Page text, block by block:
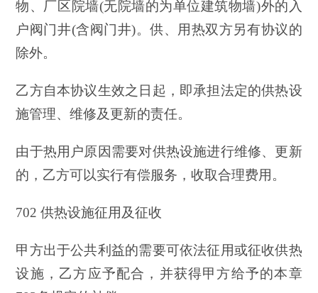
物、厂区院墙(无院墙的为单位建筑物墙)外的入
户阀门井(含阀门井)。供、用热双方另有协议的
除外。
乙方自本协议生效之日起，即承担法定的供热设
施管理、维修及更新的责任。
由于热用户原因需要对供热设施进行维修、更新
的，乙方可以实行有偿服务，收取合理费用。
702 供热设施征用及征收
甲方出于公共利益的需要可依法征用或征收供热
设施，乙方应予配合，并获得甲方给予的本章